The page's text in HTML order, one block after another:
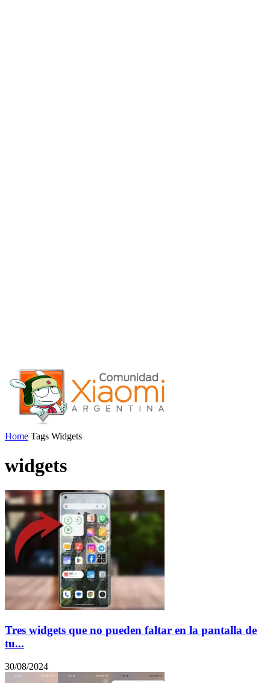
Home Tags Widgets
widgets
Tres widgets que no pueden faltar en la pantalla de
tu...
30/08/2024